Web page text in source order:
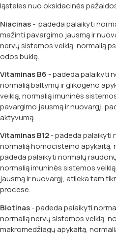
ląsteles nuo oksidacinės
Niacinas- padeda palaikyti
mažinti pavargimo jausmą ir
nervų sistemos veiklą, normalią
odos būklę.
Vitaminas B6 - padeda palaikyti
normalią baltymų ir glikogeno
veiklą, normalią imuninės
pavargimo jausmą ir nuovargį,
aktyvumą.
Vitaminas B12- padeda palaikyti
normalią homocisteino apykaitą,
padeda palaikyti normalų
normalią imuninės sistemos
jausmą ir nuovargį, atlieka tam
procese.
Biotinas- padeda palaikyti
normalią nervų sistemos veiklą,
makromedžiagų apykaitą,